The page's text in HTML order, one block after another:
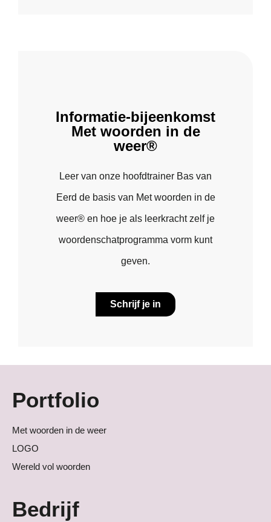
Informatie-bijeenkomst
Met woorden in de
weer®
Leer van onze hoofdtrainer Bas van
Eerd de basis van Met woorden in de
weer® en hoe je als leerkracht zelf je
woordenschatprogramma vorm kunt
geven.
Schrijf je in
Portfolio
Met woorden in de weer
LOGO
Wereld vol woorden
Bedrijf